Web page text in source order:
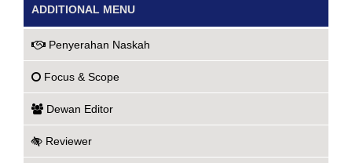
ADDITIONAL MENU
Penyerahan Naskah
Focus & Scope
Dewan Editor
Reviewer